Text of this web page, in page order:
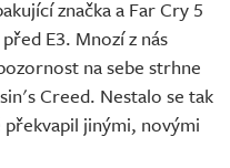
značka a Far Cry 5
E3. Mnozí z nás
na sebe strhne
Creed. Nestalo se tak
jinými, novými